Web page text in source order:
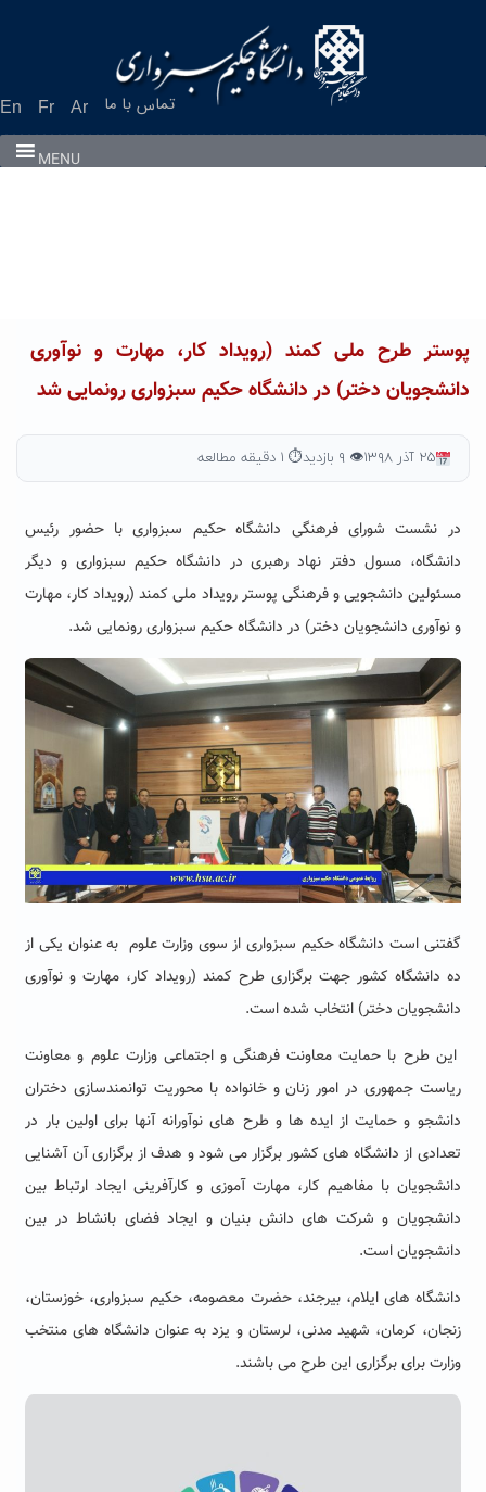
En Fr Ar تماس با ما
MENU
پوستر طرح ملی کمند (رویداد کار، مهارت و نوآوری
دانشجویان دختر) در دانشگاه حکیم سبزواری رونمایی شد
۲۵ آذر ۱۳۹۸ 👁 ۹ بازدید ⏱ ۱ دقیقه مطالعه
در نشست شورای فرهنگی دانشگاه حکیم سبزواری با حضور رئیس
دانشگاه، مسول دفتر نهاد رهبری در دانشگاه حکیم سبزواری و دیگر
مسئولین دانشجویی و فرهنگی پوستر رویداد ملی کمند (رویداد کار، مهارت
و نوآوری دانشجویان دختر) در دانشگاه حکیم سبزواری رونمایی شد.
گفتنی است دانشگاه حکیم سبزواری از سوی وزارت علوم به عنوان یکی از
ده دانشگاه کشور جهت برگزاری طرح کمند (رویداد کار، مهارت و نوآوری
دانشجویان دختر) انتخاب شده است.
این طرح با حمایت معاونت فرهنگی و اجتماعی وزارت علوم و معاونت
ریاست جمهوری در امور زنان و خانواده با محوریت توانمندسازی دختران
دانشجو و حمایت از ایده ها و طرح های نوآورانه آنها برای اولین بار در
تعدادی از دانشگاه های کشور برگزار می شود و هدف از برگزاری آن آشنایی
دانشجویان با مفاهیم کار، مهارت آموزی و کارآفرینی ایجاد ارتباط بین
دانشجویان و شرکت های دانش بنیان و ایجاد فضای بانشاط در بین
دانشجویان است.
دانشگاه های ایلام، بیرجند، حضرت معصومه، حکیم سبزواری، خوزستان،
زنجان، کرمان، شهید مدنی، لرستان و یزد به عنوان دانشگاه های منتخب
وزارت برای برگزاری این طرح می باشند.